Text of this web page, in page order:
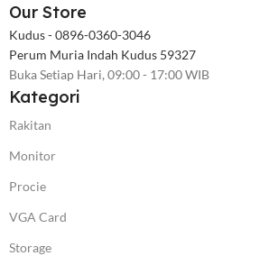
Our Store
Kudus - 0896-0360-3046
Perum Muria Indah Kudus 59327
Buka Setiap Hari, 09:00 - 17:00 WIB
Kategori
Rakitan
Monitor
Procie
VGA Card
Storage